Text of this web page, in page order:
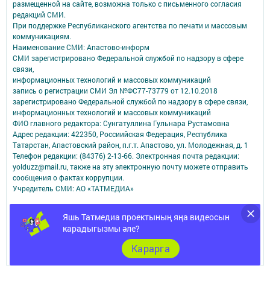
Яшь Татмедиа проектының яңа видеосын
карадыгызмы әле?
Карарга
размещенной на сайте, возможна только с письменного согласия
редакций СМИ.
При поддержке Республиканского агентства по печати и массовым
коммуникациям.
Наименование СМИ: Апастово-информ
СМИ зарегистрировано Федеральной службой по надзору в сфере
связи,
информационных технологий и массовых коммуникаций
запись о регистрации СМИ Эл №ФС77-73779 от 12.10.2018
зарегистрировано Федеральной службой по надзору в сфере связи,
информационных технологий и массовых коммуникаций
ФИО главного редактора: Сунгатуллина Гульнара Рустамовна
Адрес редакции: 422350, Россиийская Федерация, Республика
Татарстан, Апастовский район, п.г.т. Апастово, ул. Молодежная, д. 1
Телефон редакции: (84376) 2-13-66. Электронная почта редакции:
yolduzz@mail.ru, также на эту электронную почту можете отправить
сообщения о фактах коррупции.
Учредитель СМИ: АО «ТАТМЕДИА»
Антикоррупционная политика
АО «ТАТМЕДИА» использует «cookie»для персонализации сервисов и
удобства пользователей сайтом.
Использование «cookie» можно отменить в настройках браузера.
Политика конфиденциальности